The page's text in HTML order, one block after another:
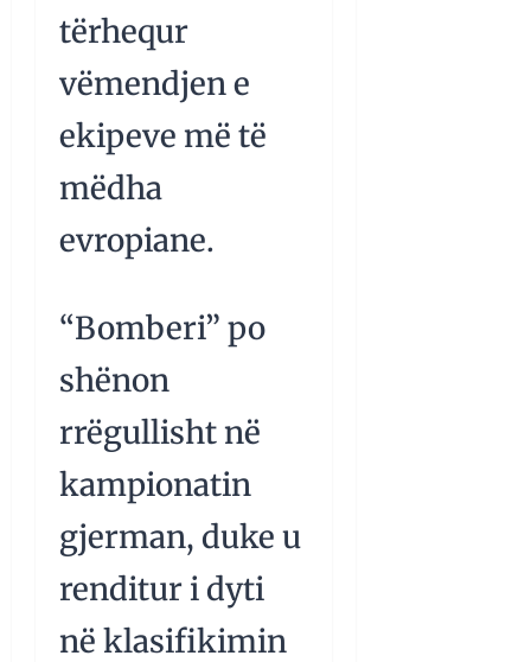
tërhequr
vëmendjen e
ekipeve më të
mëdha
evropiane.
“Bomberi” po
shënon
rrëgullisht në
kampionatin
gjerman, duke u
renditur i dyti
në klasifikimin